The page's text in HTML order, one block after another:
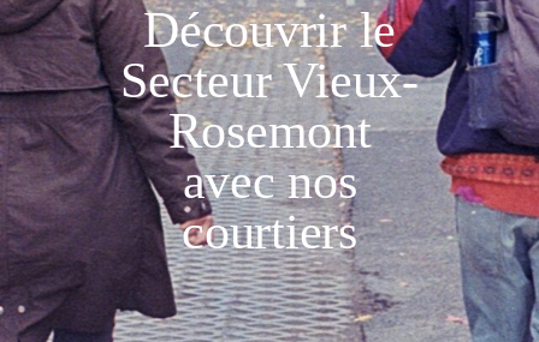
Découvrir le
Secteur Vieux-
Rosemont
avec nos
courtiers